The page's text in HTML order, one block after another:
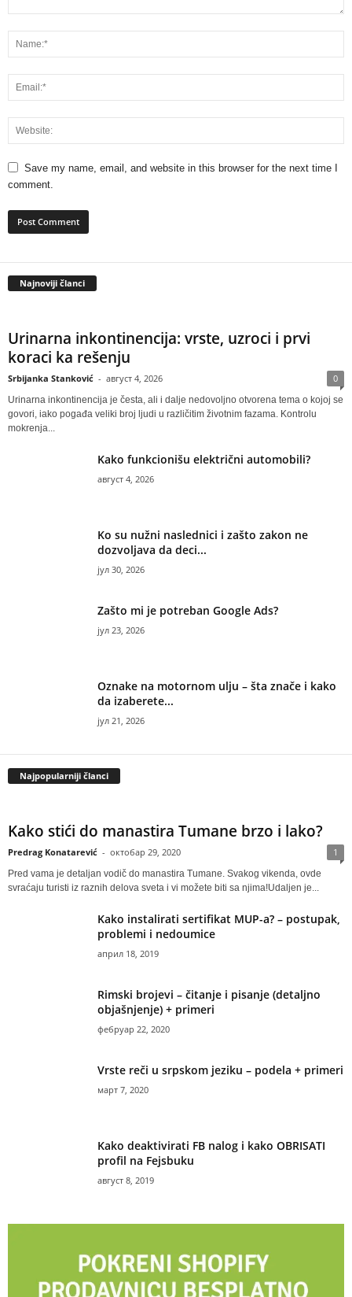
Save my name, email, and website in this browser for the next time I
comment.
Najnoviji članci
Urinarna inkontinencija: vrste, uzroci i prvi
koraci ka rešenju
Srbijanka Stanković - август 4, 2026 0
Urinarna inkontinencija je česta, ali i dalje nedovoljno otvorena tema o kojoj se
govori, iako pogađa veliki broj ljudi u različitim životnim fazama. Kontrolu
mokrenja...
Kako funkcionišu električni automobili?
август 4, 2026
Ko su nužni naslednici i zašto zakon ne
dozvoljava da deci...
јул 30, 2026
Zašto mi je potreban Google Ads?
јул 23, 2026
Oznake na motornom ulju – šta znače i kako
da izaberete...
јул 21, 2026
Najpopularniji članci
Kako stići do manastira Tumane brzo i lako?
Predrag Konatarević - октобар 29, 2020 1
Pred vama je detaljan vodič do manastira Tumane. Svakog vikenda, ovde
svraćaju turisti iz raznih delova sveta i vi možete biti sa njima!Udaljen je...
Kako instalirati sertifikat MUP-a? – postupak,
problemi i nedoumice
април 18, 2019
Rimski brojevi – čitanje i pisanje (detaljno
objašnjenje) + primeri
фебруар 22, 2020
Vrste reči u srpskom jeziku – podela + primeri
март 7, 2020
Kako deaktivirati FB nalog i kako OBRISATI
profil na Fejsbuku
август 8, 2019